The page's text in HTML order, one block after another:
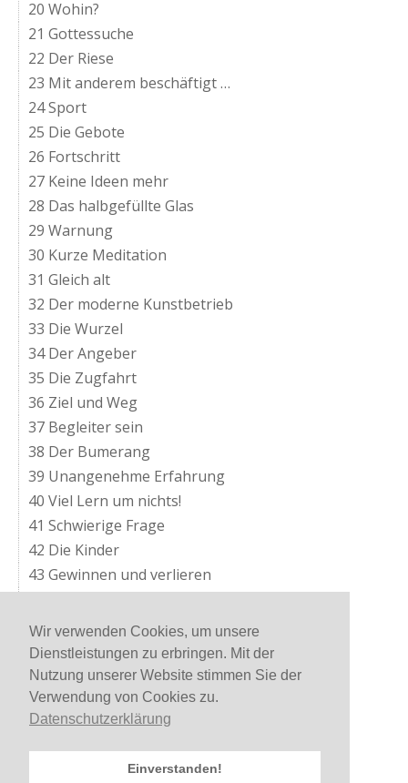
Wir verwenden Cookies, um unsere
Dienstleistungen zu erbringen. Mit der
Nutzung unserer Website stimmen Sie der
Verwendung von Cookies zu.
Datenschutzerklärung
Einverstanden!
20 Wohin?
21 Gottessuche
22 Der Riese
23 Mit anderem beschäftigt …
24 Sport
25 Die Gebote
26 Fortschritt
27 Keine Ideen mehr
28 Das halbgefüllte Glas
29 Warnung
30 Kurze Meditation
31 Gleich alt
32 Der moderne Kunstbetrieb
33 Die Wurzel
34 Der Angeber
35 Die Zugfahrt
36 Ziel und Weg
37 Begleiter sein
38 Der Bumerang
39 Unangenehme Erfahrung
40 Viel Lern um nichts!
41 Schwierige Frage
42 Die Kinder
43 Gewinnen und verlieren
45 Nachbarschaft
46 Auf den Grund sehen
47 Die Qualität
48 Ankommen
49 In den Bergen
50 Kunst, Liebe, Weisheit
51 Kein Wegweiser